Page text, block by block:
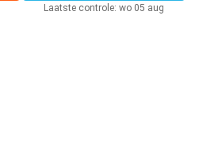
Laatste controle: wo 05 aug